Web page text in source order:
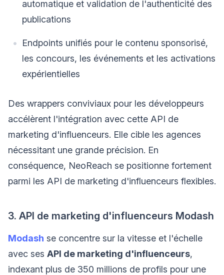
automatique et validation de l'authenticité des
publications
Endpoints unifiés pour le contenu sponsorisé,
les concours, les événements et les activations
expérientielles
Des wrappers conviviaux pour les développeurs
accélèrent l'intégration avec cette API de
marketing d'influenceurs. Elle cible les agences
nécessitant une grande précision. En
conséquence, NeoReach se positionne fortement
parmi les API de marketing d'influenceurs flexibles.
3. API de marketing d'influenceurs Modash
Modash se concentre sur la vitesse et l'échelle
avec ses API de marketing d'influenceurs,
indexant plus de 350 millions de profils pour une